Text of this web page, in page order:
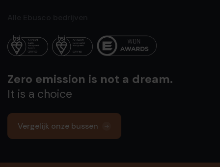
Zero emission is not a dream.
It is a choice
Vergelijk onze bussen